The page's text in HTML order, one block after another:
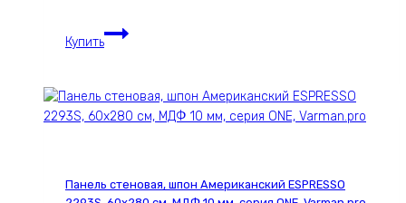
ONE,
Varman.pro
Купить
Карниз
для
однорядный
мм,
Панель стеновая, шпон Американский ESPRESSO